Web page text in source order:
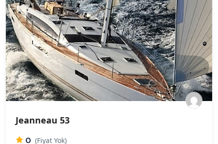
Jeanneau 53
0 (Fiyat Yok)